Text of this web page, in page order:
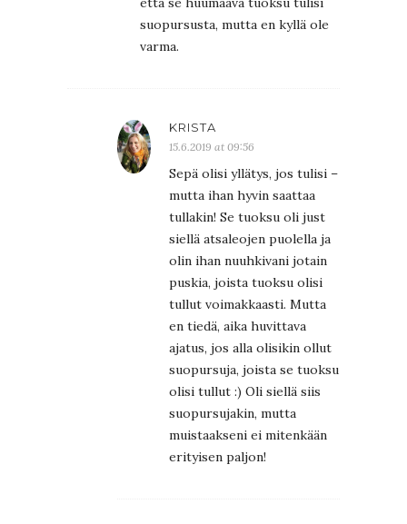
suopursusta, mutta en kyllä ole
varma.
KRISTA
15.6.2019 at 09:56
Sepä olisi yllätys, jos tulisi –
mutta ihan hyvin saattaa
tullakin! Se tuoksu oli just
siellä atsaleojen puolella ja
olin ihan nuuhkivani jotain
puskia, joista tuoksu olisi
tullut voimakkaasti. Mutta
en tiedä, aika huvittava
ajatus, jos alla olisikin ollut
suopursuja, joista se tuoksu
olisi tullut :) Oli siellä siis
suopursujakin, mutta
muistaakseni ei mitenkään
erityisen paljon!